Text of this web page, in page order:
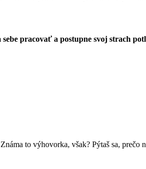
pracovať a postupne svoj strach
to výhovorka, však? Pýtaš sa, prečo